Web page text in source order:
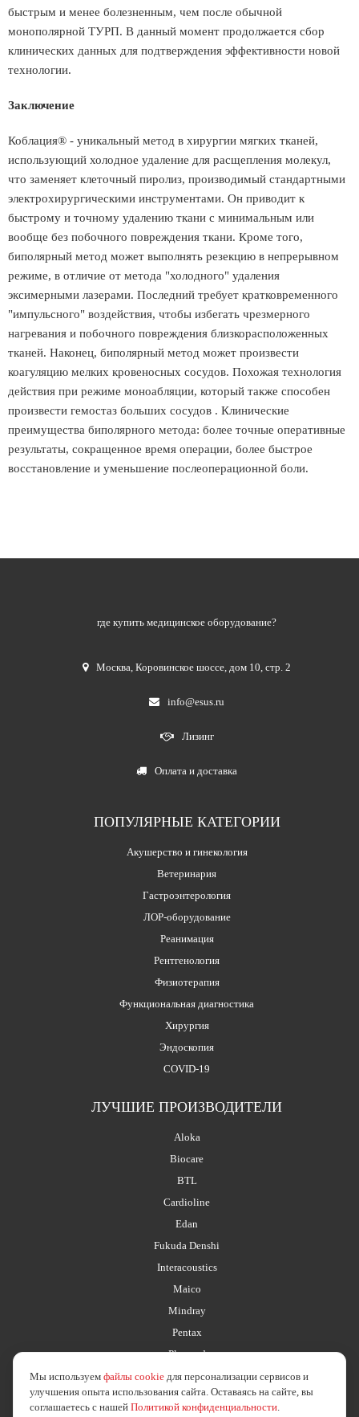
быстрым и менее болезненным, чем после обычной
монополярной ТУРП. В данный момент продолжается сбор
клинических данных для подтверждения эффективности новой
технологии.
Заключение
Коблация® - уникальный метод в хирургии мягких тканей,
использующий холодное удаление для расщепления молекул,
что заменяет клеточный пиролиз, производимый стандартными
электрохирургическими инструментами. Он приводит к
быстрому и точному удалению ткани с минимальным или
вообще без побочного повреждения ткани. Кроме того,
биполярный метод может выполнять резекцию в непрерывном
режиме, в отличие от метода "холодного" удаления
эксимерными лазерами. Последний требует кратковременного
"импульсного" воздействия, чтобы избегать чрезмерного
нагревания и побочного повреждения близкорасположенных
тканей. Наконец, биполярный метод может произвести
коагуляцию мелких кровеносных сосудов. Похожая технология
действия при режиме моноабляции, который также способен
произвести гемостаз больших сосудов . Клинические
преимущества биполярного метода: более точные оперативные
результаты, сокращенное время операции, более быстрое
восстановление и уменьшение послеоперационной боли.
где купить медицинское оборудование?
Москва,Коровинское шоссе, дом 10, стр. 2
info@esus.ru
Лизинг
Оплата и доставка
ПОПУЛЯРНЫЕ КАТЕГОРИИ
Акушерство и гинекология
Ветеринария
Гастроэнтерология
ЛОР-оборудование
Реанимация
Рентгенология
Физиотерапия
Функциональная диагностика
Хирургия
Эндоскопия
COVID-19
ЛУЧШИЕ ПРОИЗВОДИТЕЛИ
Aloka
Biocare
BTL
Cardioline
Edan
Fukuda Denshi
Interacoustics
Maico
Mindray
Pentax
Planmed
Мы используем файлы cookie для персонализации сервисов и
улучшения опыта использования сайта. Оставаясь на сайте, вы
соглашаетесь с нашей Политикой конфиденциальности.